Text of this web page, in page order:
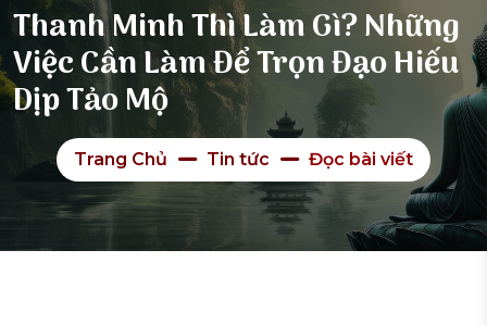
Thanh Minh Thì Làm Gì? Những
Việc Cần Làm Để Trọn Đạo Hiếu
Dịp Tảo Mộ
Trang Chủ Tin tức Đọc bài viết